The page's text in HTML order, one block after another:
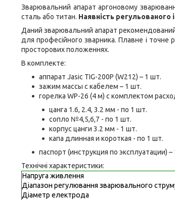
Зварювальний апарат аргоновому
сталь або титан. Наявність
Даний зварювальний апарат рекомендований
для професійного зварника. Плавне і
просторових положеннях.
В комплекте:
аппарат Jasic TIG-200P (W212) – 1 шт.
зажим массы с кабелем – 1 шт.
горелка WP-26 (4 м) c комплектом
цанга 1.6, 2.4, 3.2 мм - по 1 шт.
сопло №4,5,6,7 - по 1 шт.
корпус цанги 3.2 мм - 1 шт.
капа длинная и короткая - по 1 шт.
паспорт (инструкция по эксплуатации) –
Технічні характеристики:
Напруга живлення
Діапазон регулювання зварювального
Діаметр електрода